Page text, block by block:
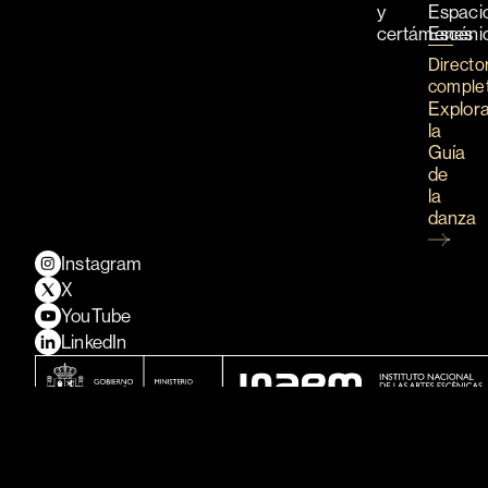
y
certámenes
la
Guía
de
la
danza
Instagram
X
YouTube
LinkedIn